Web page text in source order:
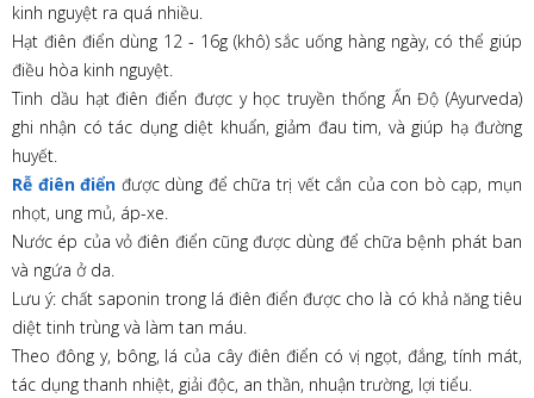
kinh nguyệt ra quá nhiều.
Hạt điên điển dùng 12 - 16g (khô) sắc uống hàng ngày, có thể giúp
điều hòa kinh nguyệt.
Tinh dầu hạt điên điển được y học truyền thống Ấn Độ (Ayurveda)
ghi nhận có tác dụng diệt khuẩn, giảm đau tim, và giúp hạ đường
huyết.
Rễ điên điển được dùng để chữa trị vết cắn của con bò cạp, mụn
nhọt, ung mủ, áp-xe.
Nước ép của vỏ điên điển cũng được dùng để chữa bệnh phát ban
và ngứa ở da.
Lưu ý: chất saponin trong lá điên điển được cho là có khả năng tiêu
diệt tinh trùng và làm tan máu.
Theo đông y, bông, lá của cây điên điển có vị ngọt, đắng, tính mát,
tác dụng thanh nhiệt, giải độc, an thần, nhuận trường, lợi tiểu.